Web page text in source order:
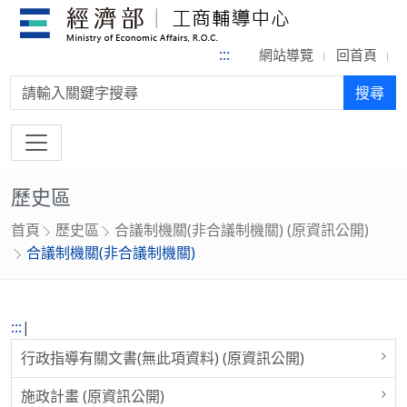
::: 網站導覽 回首頁
搜尋: 搜尋
歷史區
首頁 歷史區
合議制機關(非合議制機關) (原資訊公開)
合議制機關(非合議制機關)
:::|
行政指導有關文書(無此項資料) (原資訊公開)
施政計畫 (原資訊公開)